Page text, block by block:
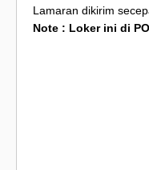
Lamaran dikirim
Note : Loker ini di